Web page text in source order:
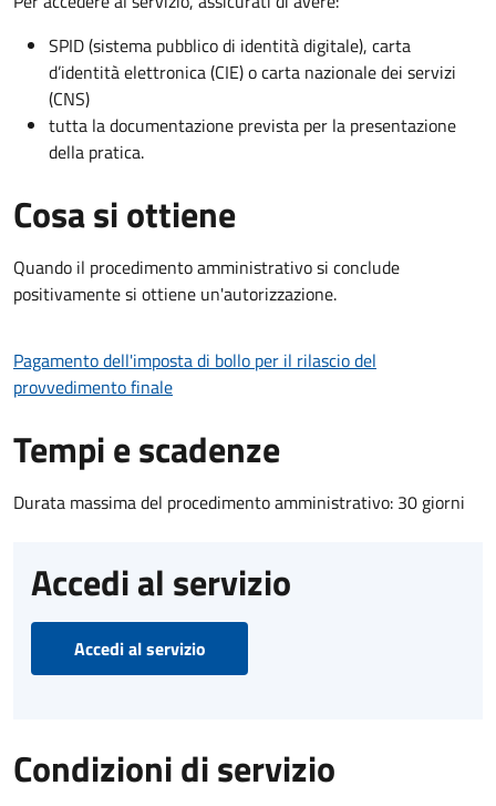
SPID (sistema pubblico di identità digitale), carta
d’identità elettronica (CIE) o carta nazionale dei servizi
(CNS)
tutta la documentazione prevista per la presentazione
della pratica.
Cosa si ottiene
Quando il procedimento amministrativo si conclude
positivamente si ottiene un'autorizzazione.
Pagamento dell'imposta di bollo per il rilascio del
provvedimento finale
Tempi e scadenze
Durata massima del procedimento amministrativo: 30 giorni
Accedi al servizio
Accedi al servizio
Condizioni di servizio